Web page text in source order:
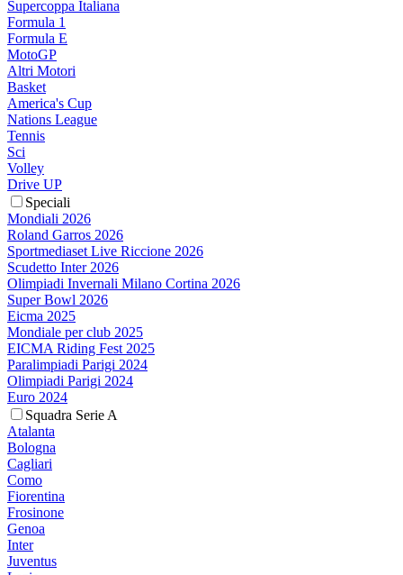
Supercoppa Italiana
Formula 1
Formula E
MotoGP
Altri Motori
Basket
America's Cup
Nations League
Tennis
Sci
Volley
Drive UP
Speciali
Mondiali 2026
Roland Garros 2026
Sportmediaset Live Riccione 2026
Scudetto Inter 2026
Olimpiadi Invernali Milano Cortina 2026
Super Bowl 2026
Eicma 2025
Mondiale per club 2025
EICMA Riding Fest 2025
Paralimpiadi Parigi 2024
Olimpiadi Parigi 2024
Euro 2024
Squadra Serie A
Atalanta
Bologna
Cagliari
Como
Fiorentina
Frosinone
Genoa
Inter
Juventus